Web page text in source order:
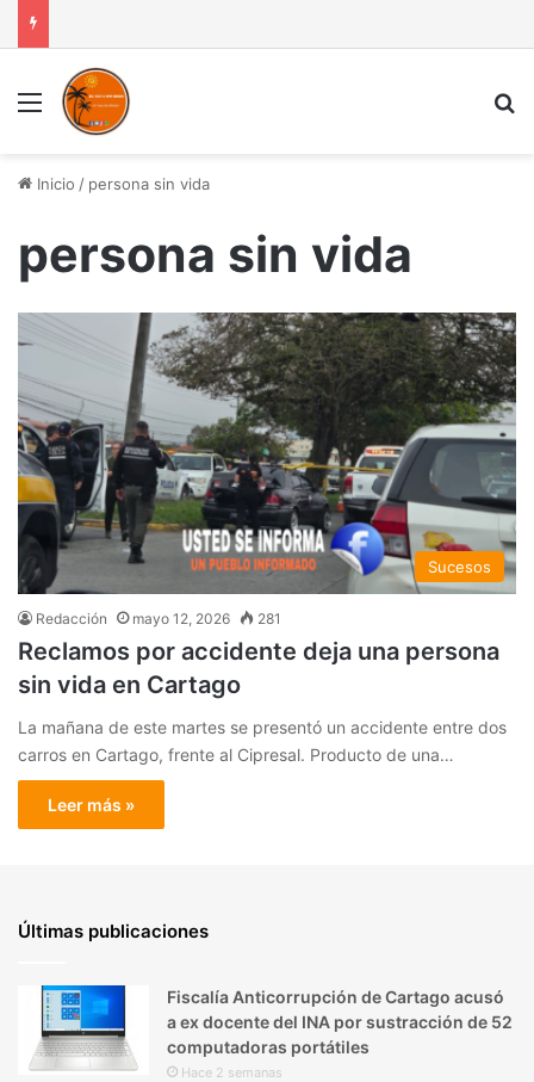
Menú
Inicio / persona sin vida
persona sin vida
Sucesos
Redacción mayo 12, 2026 281
Reclamos por accidente deja una persona
sin vida en Cartago
La mañana de este martes se presentó un accidente entre dos
carros en Cartago, frente al Cipresal. Producto de una…
Leer más »
Últimas publicaciones
Fiscalía Anticorrupción de Cartago acusó
a ex docente del INA por sustracción de 52
computadoras portátiles
Hace 2 semanas